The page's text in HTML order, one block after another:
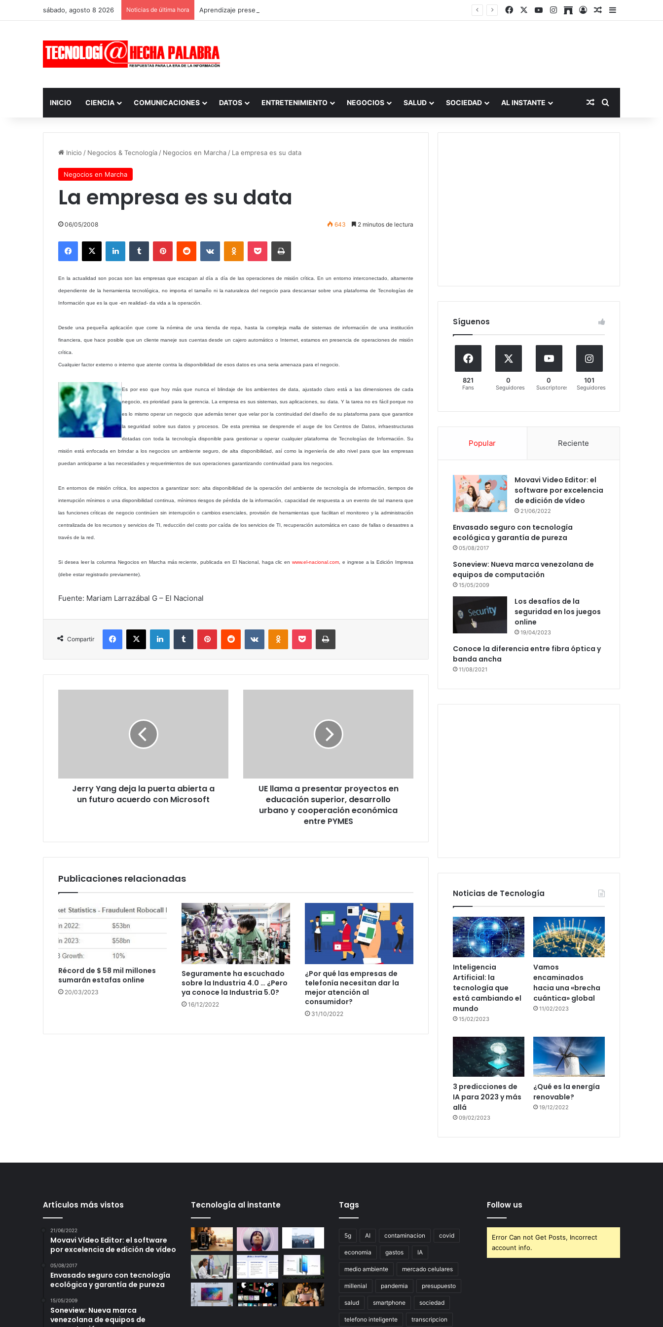
sábado, agosto 8 2026 Noticias de última hora Aprendizaje presencial vs. por internet FacebookYouTubeInstagram
ArchiveAccesoPublicación al
Barra lateral
INICIO CIENCIA COMUNICACIONES DATOS ENTRETENIMIENTO NEGOCIOS SALUD SOCIEDAD AL INSTANTE Publicación al
Buscar por
Inicio / Negocios & Tecnología / Negocios en Marcha / La empresa es su data
Negocios en Marcha
La empresa es su data
06/05/2008 643 2 minutos de lectura
Facebook
X LinkedInTumblr PinterestReddit VKontakteOdnoklassniki
Pocket Imprimir
En la actualidad son pocas son las empresas que escapan al día a día de las operaciones de misión crítica. En un entorno interconectado, altamente
dependiente de la herramienta tecnológica, no importa el tamaño ni la naturaleza del negocio para descansar sobre una plataforma de Tecnologías de
Información que es la que -en realidad- da vida a la operación.
Desde una pequeña aplicación que corre la nómina de una tienda de ropa, hasta la compleja malla de sistemas de información de una institución
financiera, que hace posible que un cliente maneje sus cuentas desde un cajero automático o Internet, estamos en presencia de operaciones de misión
crítica.
Cualquier factor externo o interno que atente contra la disponibilidad de esos datos es una seria amenaza para el negocio.
Es por eso que hoy más que nunca el blindaje de los ambientes de data, ajustado claro está a las dimensiones de cada
negocio, es prioridad para la gerencia. La empresa es sus sistemas, sus aplicaciones, su data. Y la tarea no es fácil porque no
es lo mismo operar un negocio que además tener que velar por la continuidad del diseño de su plataforma para que garantice
la seguridad sobre sus datos y procesos. De esta premisa se desprende el auge de los Centros de Datos, infraestructuras
dotadas con toda la tecnología disponible para gestionar u operar cualquier plataforma de Tecnologías de Información. Su
misión está enfocada en brindar a los negocios un ambiente seguro, de alta disponibilidad, así como la ingeniería de alto nivel para que las empresas
puedan anticiparse a las necesidades y requerimientos de sus operaciones garantizando continuidad para los negocios.
En entornos de misión crítica, los aspectos a garantizar son: alta disponibilidad de la operación del ambiente de tecnología de información, tiempos de
interrupción mínimos o una disponibilidad continua, mínimos riesgos de pérdida de la información, capacidad de respuesta a un evento de tal manera que
las funciones críticas de negocio continúen sin interrupción o cambios esenciales, provisión de herramientas que facilitan el monitoreo y la administración
centralizada de los recursos y servicios de TI, reducción del costo por caída de los servicios de TI, recuperación automática en caso de fallas o desastres a
través de la red.
Si desea leer la columna Negocios en Marcha más reciente, publicada en El Nacional, haga clic enwww.el-nacional.com , e ingrese a la Edición Impresa
(debe estar registrado previamente).
Fuente: Mariam Larrazábal G – El Nacional
Compartir
Facebook
X LinkedInTumblr PinterestReddit VKontakteOdnoklassniki
Pocket Imprimir
futuro
acuerdoJerry Yang deja la puerta abierta a
un futuro acuerdo con Microsoft
desarrollo
urbano
cooperación
UE llama a presentar proyectos en
educación superior, desarrollo
urbano y cooperación económica
entre PYMES
Publicaciones relacionadas
Récord de $ 58 mil millones
sumarán estafas online
20/03/2023
Seguramente ha escuchado
sobre la Industria 4.0 … ¿Pero
ya conoce la Industria 5.0?
16/12/2022
¿Por qué las empresas de
telefonía necesitan dar la
mejor atención al
consumidor?
31/10/2022
Síguenos
821
Fans
0
Seguidores
0
Suscriptores
101
Seguidores
Popular Reciente
Movavi Video Editor: el
software por excelencia
de edición de vídeo
21/06/2022
Envasado seguro con tecnología
ecológica y garantía de pureza
05/08/2017
Soneview: Nueva marca venezolana de
equipos de computación
15/05/2009
Los desafíos de la
seguridad en los juegos
online
19/04/2023
Conoce la diferencia entre fibra óptica y
banda ancha
11/08/2021
Noticias de Tecnología
Inteligencia
Artificial: la
tecnología que
está cambiando el
mundo
15/02/2023
Vamos
encaminados
hacia una «brecha
cuántica» global
11/02/2023
3 predicciones de
IA para 2023 y más
allá
09/02/2023
¿Qué es la energía
renovable?
19/12/2022
Artículos más vistos
21/06/2022
Movavi Video Editor: el software
por excelencia de edición de vídeo
05/08/2017
Envasado seguro con tecnología
ecológica y garantía de pureza
15/05/2009
Soneview: Nueva marca
venezolana de equipos de
Tecnología al instante Tags
5g AI contaminacion covid
economia gastos IA
medio ambiente mercado celulares
millenial pandemia presupuesto
salud smartphone sociedad
telefono inteligente transcripcion
Follow us
Error Can not Get Posts, Incorrect
account info.